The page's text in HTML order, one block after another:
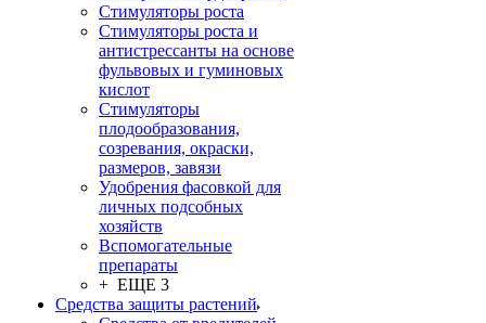
Стимуляторы роста
Стимуляторы роста и
антистрессанты на основе
фульвовых и гуминовых
кислот
Стимуляторы
плодообразования,
созревания, окраски,
размеров, завязи
Удобрения фасовкой для
личных подсобных
хозяйств
Вспомогательные
препараты
+ ЕЩЕ 3
Средства защиты растений